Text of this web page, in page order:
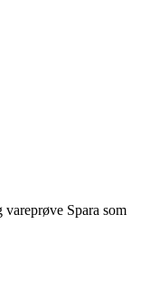
Spara som